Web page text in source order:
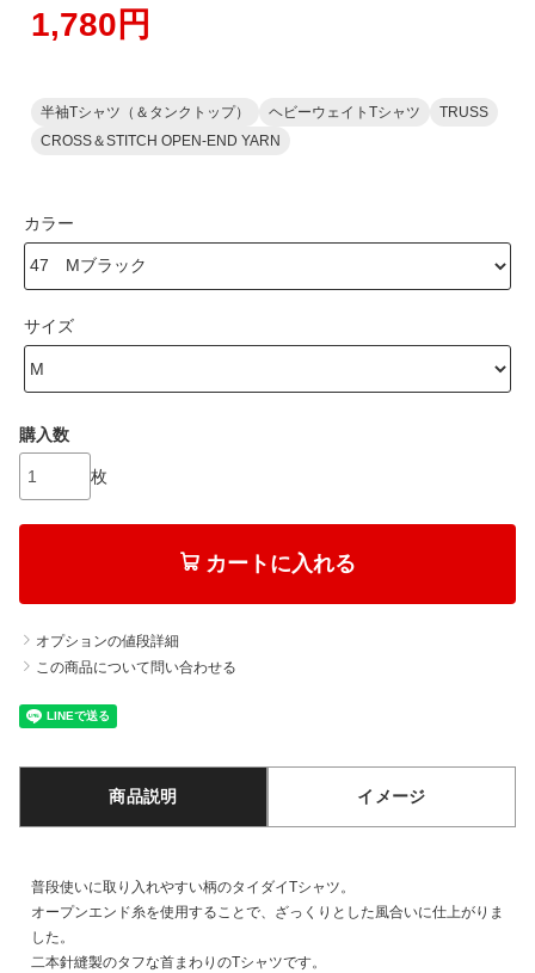
1,780円
半袖Tシャツ（＆タンクトップ） ヘビーウェイトTシャツ
TRUSS
CROSS＆STITCH OPEN-END YARN
カラー
サイズ
購入数
枚
カートに入れる
オプションの値段詳細
この商品について問い合わせる
商品説明 イメージ
普段使いに取り入れやすい柄のタイダイTシャツ。
オープンエンド糸を使用することで、ざっくりとした風合いに仕上がりま
した。
二本針縫製のタフな首まわりのTシャツです。